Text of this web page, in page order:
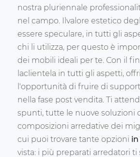
nostra pluriennale
nel campo. Ilvalore estetico
essere speculare, in tutti gli
chi li utilizza, per questo è
dei mobili ideali per te. Con il
laclientela in tutti gli aspetti,
l'opportunità di fruire di
nella fase post vendita. Ti
spunti, tutte le nuove soluzioni
composizioni arredative dei
cui puoi trovare tante opzioni in
vista: i più preparati arredatori